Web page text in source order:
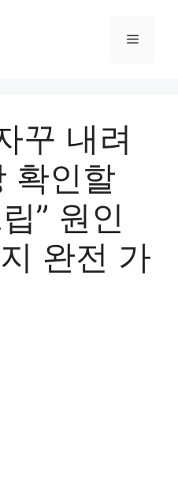
Menu
꾸 내려
확인할
” 원인
완전 가